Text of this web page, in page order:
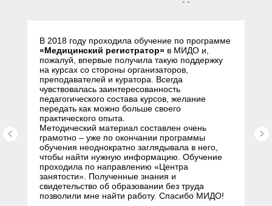
слушателей
В 2018 году проходила обучение по программе
«Медицинский регистратор» в МИДО и,
пожалуй, впервые получила такую поддержку
на курсах со стороны организаторов,
преподавателей и куратора. Всегда
чувствовалась заинтересованность
педагогического состава курсов, желание
передать как можно больше своего
практического опыта.
Методический материал составлен очень
грамотно – уже по окончании программы
обучения неоднократно заглядывала в него,
чтобы найти нужную информацию. Обучение
проходила по направлению «Центра
занятости». Полученные знания и
свидетельство об образовании без труда
позволили мне найти работу. Спасибо МИДО!